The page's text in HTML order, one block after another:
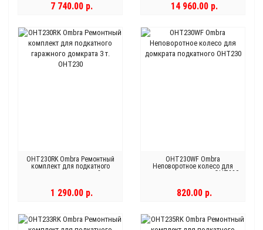
7 740.00 р. 14 960.00 р.
OHT230RK Ombra Ремонтный
комплект для подкатного
гаражного домкрата 3 т.
1 290.00 р.
OHT230WF Ombra
Неповоротное колесо для
домкрата подкатного OHT230
820.00 р.